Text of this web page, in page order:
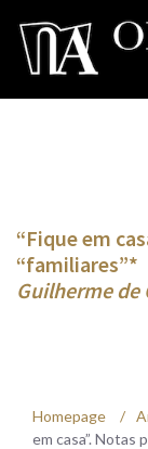
“Fique em
“familiares”*
Guilherme de
Homepage /
em casa”. Notas